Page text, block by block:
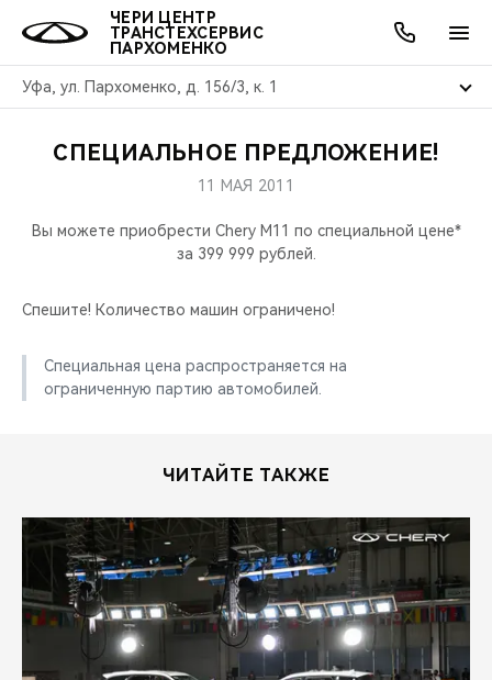
ЧЕРИ ЦЕНТР
ТРАНСТЕХСЕРВИС
ПАРХОМЕНКО
Уфа, ул. Пархоменко, д. 156/3, к. 1
МОДЕЛИ
ПОКУПАТЕЛЯМ
ВЛАДЕЛЬЦАМ
CHERY CONNECT
МИР CHERY
ЛЮДИ CHERY
CHERY И СПОРТ
НАШИ МЕРОПРИЯТИЯ
ВИДЕООБЗОРЫ
АКЦИИ
ОНЛАЙН СЕРВИСЫ
О КОМПАНИИ
СПЕЦИАЛЬНОЕ ПРЕДЛОЖЕНИЕ!
11 МАЯ 2011
Вы можете приобрести Chery M11 по специальной цене*
за 399 999 рублей.
Спешите! Количество машин ограничено!
Специальная цена распространяется на
ограниченную партию автомобилей.
ЧИТАЙТЕ ТАКЖЕ